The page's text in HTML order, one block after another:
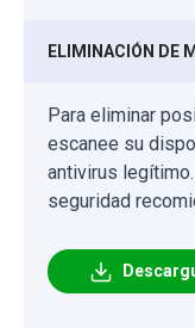
ELIMINACIÓN DE
Para eliminar
escanee su
antivirus
seguridad